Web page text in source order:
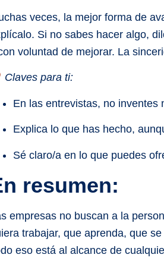
veces, la mejor forma de
Si no sabes hacer algo,
voluntad de mejorar. La
Claves para ti:
En las entrevistas, no inventes
Explica lo que has hecho,
Sé claro/a en lo que puedes
resumen:
empresas no buscan a la
trabajar, que aprenda, que
eso está al alcance de